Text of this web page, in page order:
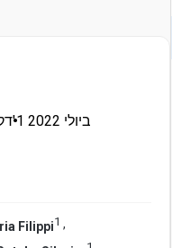
דק'
•
1 ביולי 2022
Filippi1 ,